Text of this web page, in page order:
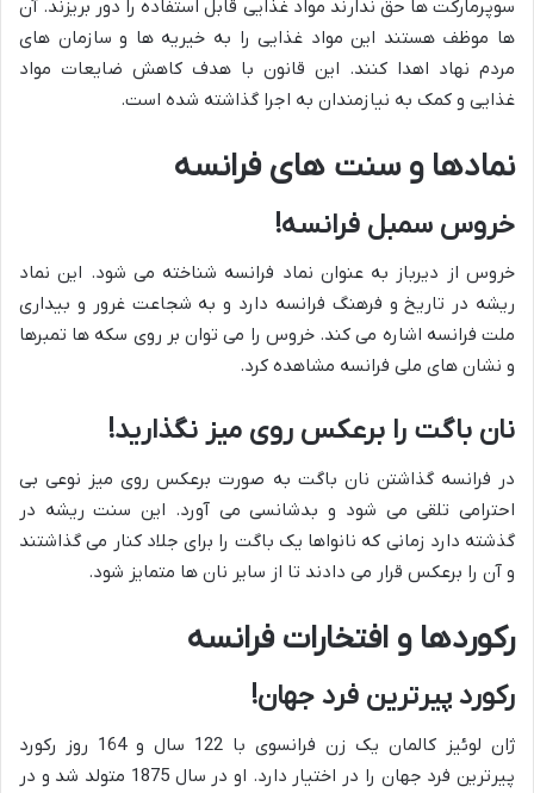
سوپرمارکت ها حق ندارند مواد غذایی قابل استفاده را دور بریزند. آن
ها موظف هستند این مواد غذایی را به خیریه ها و سازمان های
مردم نهاد اهدا کنند. این قانون با هدف کاهش ضایعات مواد
غذایی و کمک به نیازمندان به اجرا گذاشته شده است.
نمادها و سنت های فرانسه
خروس سمبل فرانسه!
خروس از دیرباز به عنوان نماد فرانسه شناخته می شود. این نماد
ریشه در تاریخ و فرهنگ فرانسه دارد و به شجاعت غرور و بیداری
ملت فرانسه اشاره می کند. خروس را می توان بر روی سکه ها تمبرها
و نشان های ملی فرانسه مشاهده کرد.
نان باگت را برعکس روی میز نگذارید!
در فرانسه گذاشتن نان باگت به صورت برعکس روی میز نوعی بی
احترامی تلقی می شود و بدشانسی می آورد. این سنت ریشه در
گذشته دارد زمانی که نانواها یک باگت را برای جلاد کنار می گذاشتند
و آن را برعکس قرار می دادند تا از سایر نان ها متمایز شود.
رکوردها و افتخارات فرانسه
رکورد پیرترین فرد جهان!
ژان لوئیز کالمان یک زن فرانسوی با 122 سال و 164 روز رکورد
پیرترین فرد جهان را در اختیار دارد. او در سال 1875 متولد شد و در